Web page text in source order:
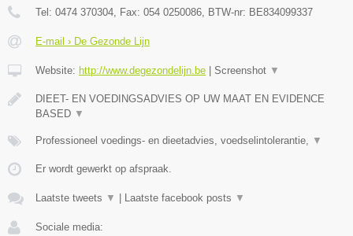
Tel: 0474 370304 , Fax: 054 0250086 , BTW-nr: BE834099337
E-mail › De Gezonde Lijn
Website: http://www.degezondelijn.be | Screenshot ▼
DIEET- EN VOEDINGSADVIES OP UW MAAT EN EVIDENCE
BASED ▼
Professioneel voedings- en dieetadvies, voedselintolerantie, ▼
Er wordt gewerkt op afspraak.
Laatste tweets ▼ | Laatste facebook posts ▼
Sociale media: